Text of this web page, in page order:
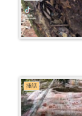
挿話